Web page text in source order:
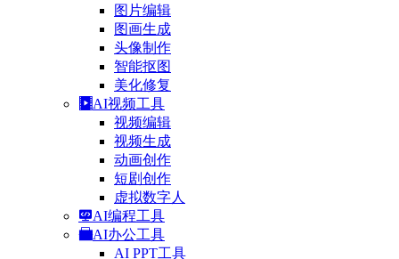
图片编辑
图画生成
头像制作
智能抠图
美化修复
AI视频工具
视频编辑
视频生成
动画创作
短剧创作
虚拟数字人
AI编程工具
AI办公工具
AI PPT工具